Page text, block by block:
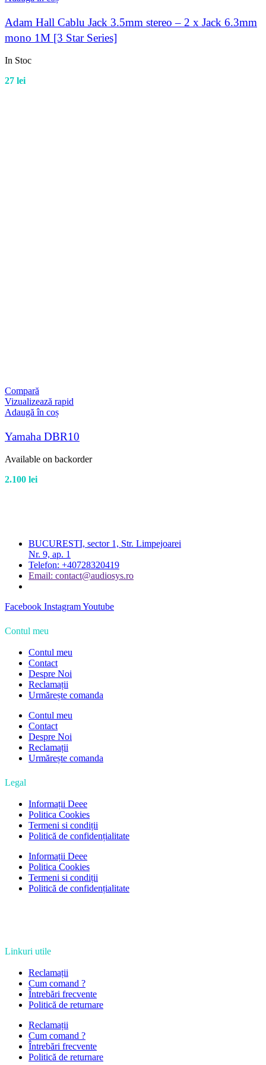
Adam Hall Cablu Jack 3.5mm stereo – 2 x Jack 6.3mm
mono 1M [3 Star Series]
In Stoc
27 lei
Compară
Vizualizează rapid
Adaugă în coș
Yamaha DBR10
Available on backorder
2.100 lei
BUCURESTI, sector 1, Str. Limpejoarei
Nr. 9, ap. 1
Telefon: +40728320419
Email: contact@audiosys.ro
Facebook InstagramYoutube
Contul meu
Contul meu
Contact
Despre Noi
Reclamații
Urmărește comanda
Contul meu
Contact
Despre Noi
Reclamații
Urmărește comanda
Legal
Informații Deee
Politica Cookies
Termeni si condiții
Politică de confidențialitate
Informații Deee
Politica Cookies
Termeni si condiții
Politică de confidențialitate
Linkuri utile
Reclamații
Cum comand ?
Întrebări frecvente
Politică de returnare
Reclamații
Cum comand ?
Întrebări frecvente
Politică de returnare